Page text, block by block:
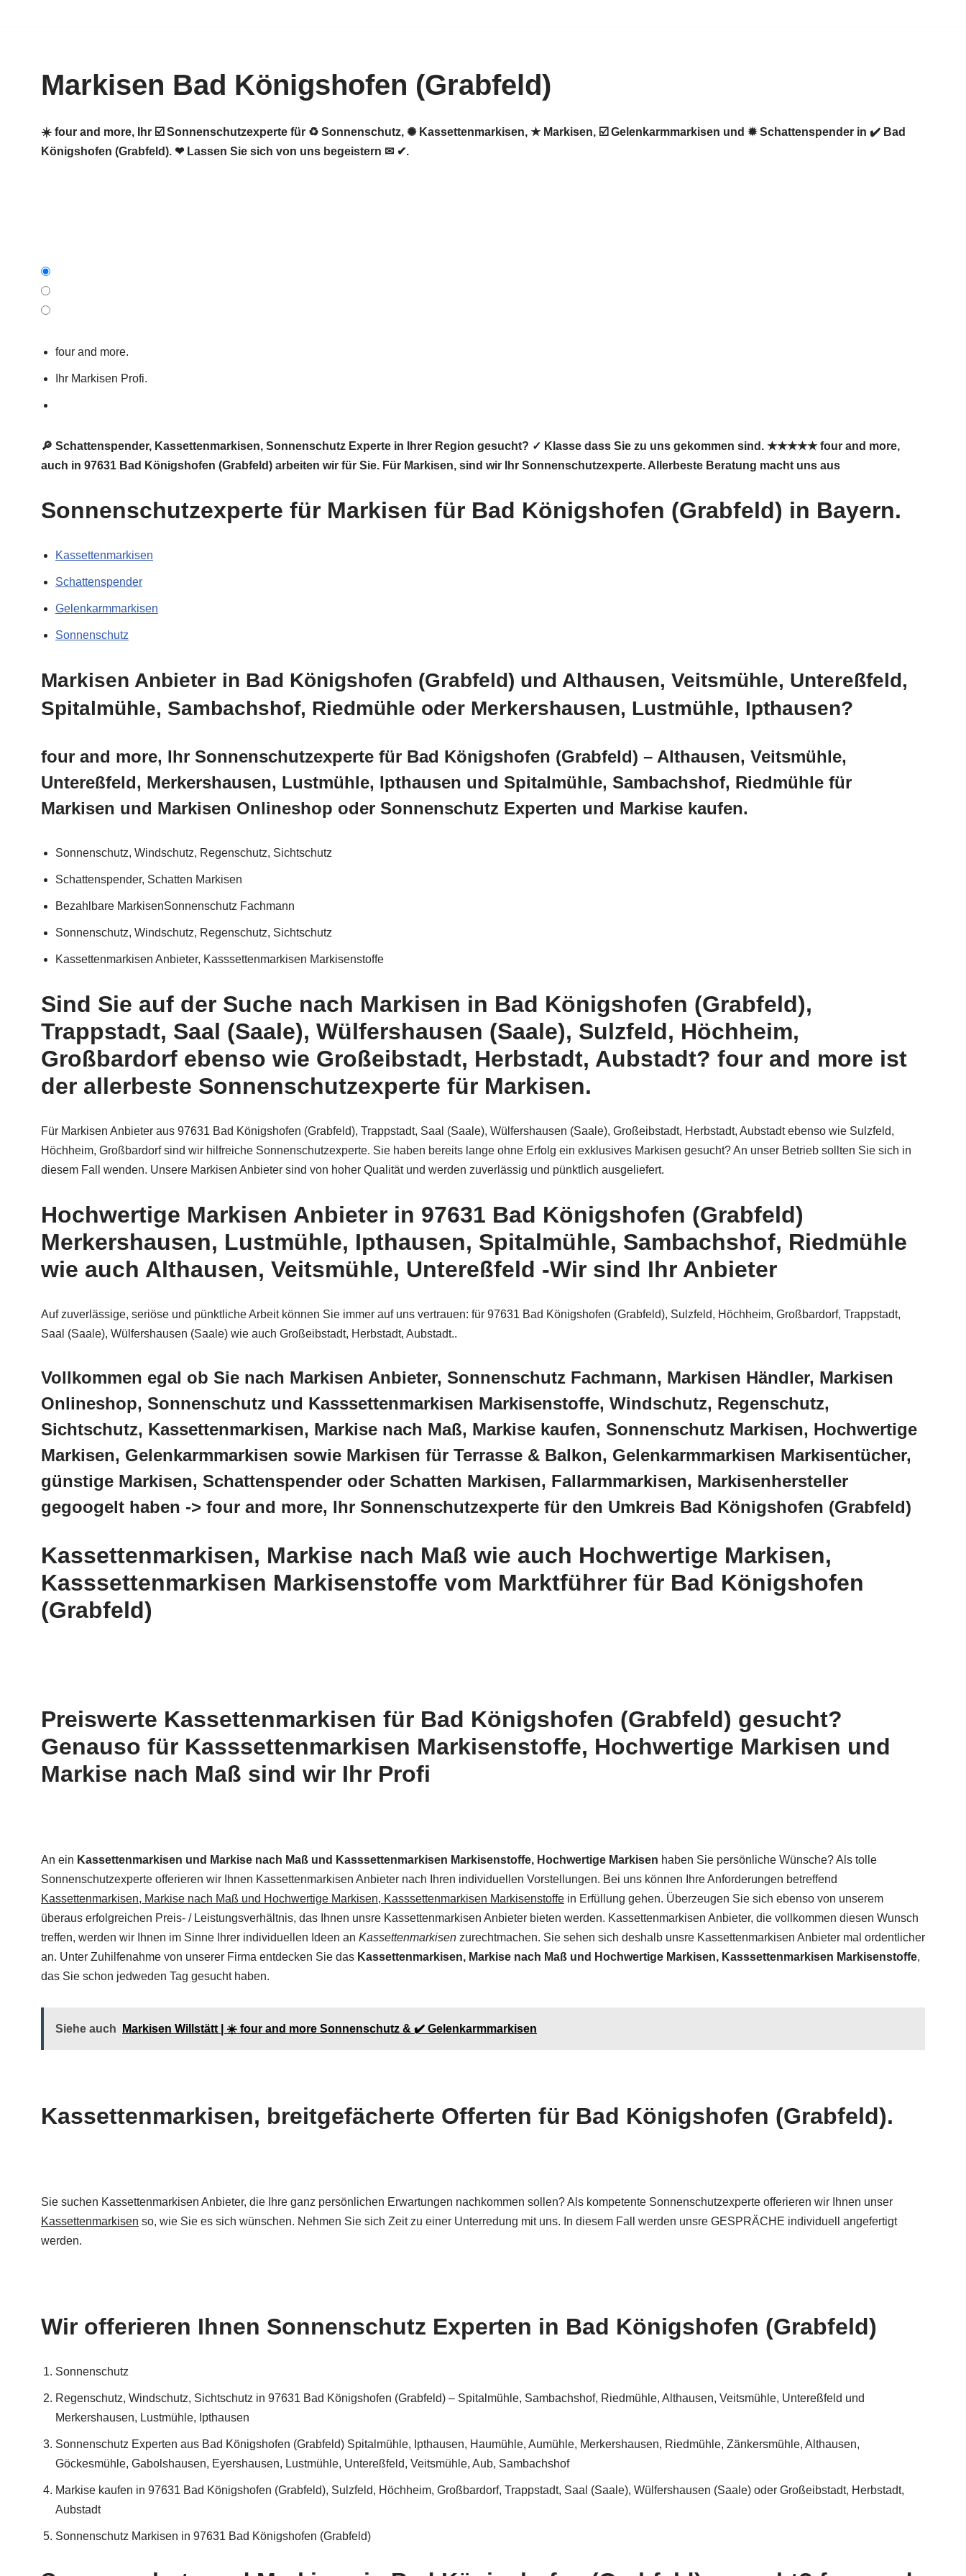
springenMarkisen Bad Königshofen (Grabfeld)
☀️ four and more, Ihr ☑️ Sonnenschutzexperte für ♻ Sonnenschutz, ✺ Kassettenmarkisen, ★ Markisen, ☑️ Gelenkarmmarkisen und ✹ Schattenspender in ✔️ Bad
Königshofen (Grabfeld). ❤ Lassen Sie sich von uns begeistern ✉ ✔.
four and more.
Ihr Markisen Profi.
🔎 Schattenspender, Kassettenmarkisen, Sonnenschutz Experte in Ihrer Region gesucht? ✓ Klasse dass Sie zu uns gekommen sind. ★★★★★ four and more,
auch in 97631 Bad Königshofen (Grabfeld) arbeiten wir für Sie. Für Markisen, sind wir Ihr Sonnenschutzexperte. Allerbeste Beratung macht uns aus
Sonnenschutzexperte für Markisen für Bad Königshofen (Grabfeld) in Bayern.
Kassettenmarkisen
Schattenspender
Gelenkarmmarkisen
Sonnenschutz
Markisen Anbieter in Bad Königshofen (Grabfeld) und Althausen, Veitsmühle, Untereßfeld,
Spitalmühle, Sambachshof, Riedmühle oder Merkershausen, Lustmühle, Ipthausen?
four and more, Ihr Sonnenschutzexperte für Bad Königshofen (Grabfeld) – Althausen, Veitsmühle,
Untereßfeld, Merkershausen, Lustmühle, Ipthausen und Spitalmühle, Sambachshof, Riedmühle für
Markisen und Markisen Onlineshop oder Sonnenschutz Experten und Markise kaufen.
Sonnenschutz, Windschutz, Regenschutz, Sichtschutz
Schattenspender, Schatten Markisen
Bezahlbare MarkisenSonnenschutz Fachmann
Sonnenschutz, Windschutz, Regenschutz, Sichtschutz
Kassettenmarkisen Anbieter, Kasssettenmarkisen Markisenstoffe
Sind Sie auf der Suche nach Markisen in Bad Königshofen (Grabfeld),
Trappstadt, Saal (Saale), Wülfershausen (Saale), Sulzfeld, Höchheim,
Großbardorf ebenso wie Großeibstadt, Herbstadt, Aubstadt? four and more ist
der allerbeste Sonnenschutzexperte für Markisen.
Für Markisen Anbieter aus 97631 Bad Königshofen (Grabfeld), Trappstadt, Saal (Saale), Wülfershausen (Saale), Großeibstadt, Herbstadt, Aubstadt ebenso wie Sulzfeld,
Höchheim, Großbardorf sind wir hilfreiche Sonnenschutzexperte. Sie haben bereits lange ohne Erfolg ein exklusives Markisen gesucht? An unser Betrieb sollten Sie sich in
diesem Fall wenden. Unsere Markisen Anbieter sind von hoher Qualität und werden zuverlässig und pünktlich ausgeliefert.
Hochwertige Markisen Anbieter in 97631 Bad Königshofen (Grabfeld)
Merkershausen, Lustmühle, Ipthausen, Spitalmühle, Sambachshof, Riedmühle
wie auch Althausen, Veitsmühle, Untereßfeld -Wir sind Ihr Anbieter
Auf zuverlässige, seriöse und pünktliche Arbeit können Sie immer auf uns vertrauen: für 97631 Bad Königshofen (Grabfeld), Sulzfeld, Höchheim, Großbardorf, Trappstadt,
Saal (Saale), Wülfershausen (Saale) wie auch Großeibstadt, Herbstadt, Aubstadt..
Vollkommen egal ob Sie nach Markisen Anbieter, Sonnenschutz Fachmann, Markisen Händler, Markisen
Onlineshop, Sonnenschutz und Kasssettenmarkisen Markisenstoffe, Windschutz, Regenschutz,
Sichtschutz, Kassettenmarkisen, Markise nach Maß, Markise kaufen, Sonnenschutz Markisen, Hochwertige
Markisen, Gelenkarmmarkisen sowie Markisen für Terrasse & Balkon, Gelenkarmmarkisen Markisentücher,
günstige Markisen, Schattenspender oder Schatten Markisen, Fallarmmarkisen, Markisenhersteller
gegoogelt haben -> four and more, Ihr Sonnenschutzexperte für den Umkreis Bad Königshofen (Grabfeld)
Kassettenmarkisen, Markise nach Maß wie auch Hochwertige Markisen,
Kasssettenmarkisen Markisenstoffe vom Marktführer für Bad Königshofen
(Grabfeld)
Preiswerte Kassettenmarkisen für Bad Königshofen (Grabfeld) gesucht?
Genauso für Kasssettenmarkisen Markisenstoffe, Hochwertige Markisen und
Markise nach Maß sind wir Ihr Profi
An ein Kassettenmarkisen und Markise nach Maß und Kasssettenmarkisen Markisenstoffe, Hochwertige Markisen haben Sie persönliche Wünsche? Als tolle
Sonnenschutzexperte offerieren wir Ihnen Kassettenmarkisen Anbieter nach Ihren individuellen Vorstellungen. Bei uns können Ihre Anforderungen betreffend
Kassettenmarkisen, Markise nach Maß und Hochwertige Markisen, Kasssettenmarkisen Markisenstoffe in Erfüllung gehen. Überzeugen Sie sich ebenso von unserem
überaus erfolgreichen Preis- / Leistungsverhältnis, das Ihnen unsre Kassettenmarkisen Anbieter bieten werden. Kassettenmarkisen Anbieter, die vollkommen diesen Wunsch
treffen, werden wir Ihnen im Sinne Ihrer individuellen Ideen an Kassettenmarkisen zurechtmachen. Sie sehen sich deshalb unsre Kassettenmarkisen Anbieter mal ordentlicher
an. Unter Zuhilfenahme von unserer Firma entdecken Sie das Kassettenmarkisen, Markise nach Maß und Hochwertige Markisen, Kasssettenmarkisen Markisenstoffe,
das Sie schon jedweden Tag gesucht haben.
Siehe auch Markisen Willstätt | ☀️ four and more Sonnenschutz & ✔️ Gelenkarmmarkisen
Kassettenmarkisen, breitgefächerte Offerten für Bad Königshofen (Grabfeld).
Sie suchen Kassettenmarkisen Anbieter, die Ihre ganz persönlichen Erwartungen nachkommen sollen? Als kompetente Sonnenschutzexperte offerieren wir Ihnen unser
Kassettenmarkisen so, wie Sie es sich wünschen. Nehmen Sie sich Zeit zu einer Unterredung mit uns. In diesem Fall werden unsre GESPRÄCHE individuell angefertigt
werden.
Wir offerieren Ihnen Sonnenschutz Experten in Bad Königshofen (Grabfeld)
Sonnenschutz
Regenschutz, Windschutz, Sichtschutz in 97631 Bad Königshofen (Grabfeld) – Spitalmühle, Sambachshof, Riedmühle, Althausen, Veitsmühle, Untereßfeld und
Merkershausen, Lustmühle, Ipthausen
Sonnenschutz Experten aus Bad Königshofen (Grabfeld) Spitalmühle, Ipthausen, Haumühle, Aumühle, Merkershausen, Riedmühle, Zänkersmühle, Althausen,
Göckesmühle, Gabolshausen, Eyershausen, Lustmühle, Untereßfeld, Veitsmühle, Aub, Sambachshof
Markise kaufen in 97631 Bad Königshofen (Grabfeld), Sulzfeld, Höchheim, Großbardorf, Trappstadt, Saal (Saale), Wülfershausen (Saale) oder Großeibstadt, Herbstadt,
Aubstadt
Sonnenschutz Markisen in 97631 Bad Königshofen (Grabfeld)